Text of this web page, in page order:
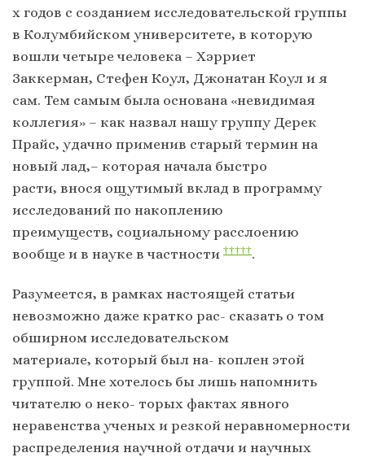
х годов с созданием исследовательской группы
в Колумбийском университете, в которую
вошли четыре человека – Хэрриет
Заккерман, Стефен Коул, Джонатан Коул и я
сам. Тем самым была основана «невидимая
коллегия» – как назвал нашу группу Дерек
Прайс, удачно применив старый термин на
новый лад,– которая начала быстро
расти, внося ощутимый вклад в программу
исследований по накоплению
преимуществ, социальному расслоению
вообще и в науке в частности †††††.
Разумеется, в рамках настоящей статьи
невозможно даже кратко рас- сказать о том
обширном исследовательском
материале, который был на- коплен этой
группой. Мне хотелось бы лишь напомнить
читателю о неко- торых фактах явного
неравенства ученых и резкой неравномерности
распределения научной отдачи и научных